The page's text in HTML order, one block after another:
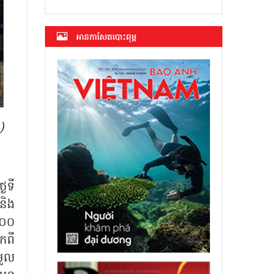
ទី
ង
០
ពី
ល
អាន​កាសែត​បោះពុម្ភ